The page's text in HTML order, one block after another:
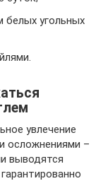
белых угольных
увлечение
осложнениями –
выводятся